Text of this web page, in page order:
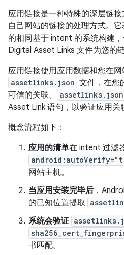
应用链接是一种特殊的深层链
自己网站的链接的处理方式。
的相同基于 intent 的系统构建
Digital Asset Links 文件为您的
应用链接使用应用数据和您在
assetlinks.json 文件，在您
可信的关联。
assetlinks.json
Asset Link 语句，以验证应用关
概念流程如下：
应用的清单在 intent 过滤
网站主机。
当应用安装完毕后 ，
的已知位置提取
系统会验证
书匹配。